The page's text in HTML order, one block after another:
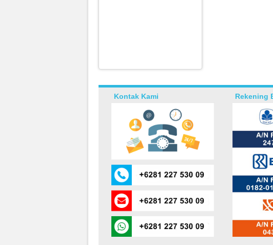
Kontak Kami Rekening